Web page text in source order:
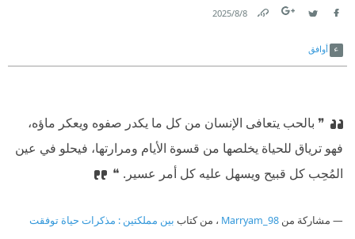
8‏/8‏/2025
أوافق
❞ بالحب يتعافى الإنسان من كل ما يكدر صفوه ويعكر ماؤه،
فهو ترياق للحياة يخلصها من قسوة الأيام ومرارتها، فيحلو في عين
المُحِب كل قبيح ويسهل عليه كل أمر عسير. ❝
مشاركة من Marryam_98 ، من كتاب بين مملكتين : مذكرات حياة توفقت